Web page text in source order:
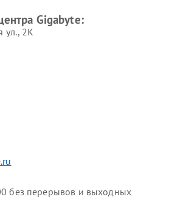
Gigabyte:
ул., 2К
без перерывов и выходных